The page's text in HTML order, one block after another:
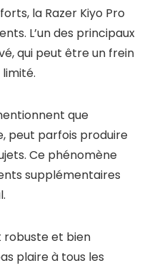
la Razer Kiyo Pro
L’un des principaux
qui peut être un frein
que
peut parfois produire
Ce phénomène
supplémentaires
robuste et bien
plaire à tous les